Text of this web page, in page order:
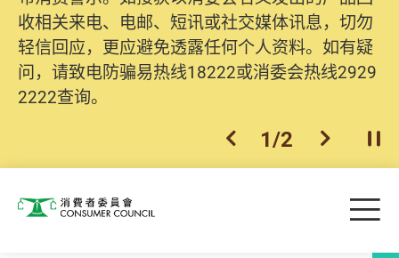
收相关来电、电邮、短讯或社交媒体讯息，切勿
轻信回应，更应避免透露任何个人资料。如有疑
问，请致电防骗易热线18222或消委会热线2929
2222查询。
上一个
1/2 下一个开
消费者委员会 目